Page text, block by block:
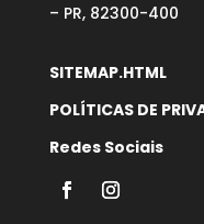
– PR, 82300-400
SITEMAP.HTML
POLÍTICAS DE
Redes Sociais